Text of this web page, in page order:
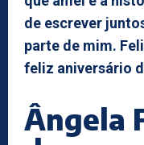
de escrever
parte de mim.
feliz aniversário
Ângela